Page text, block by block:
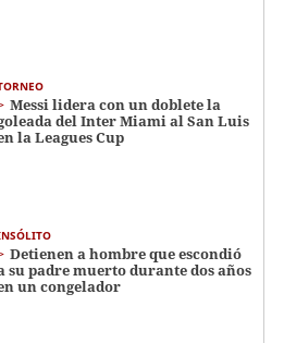
Messi lidera con un doblete la
del Inter Miami al San Luis
la Leagues Cup
Detienen a hombre que escondió
su padre muerto durante dos años
un congelador